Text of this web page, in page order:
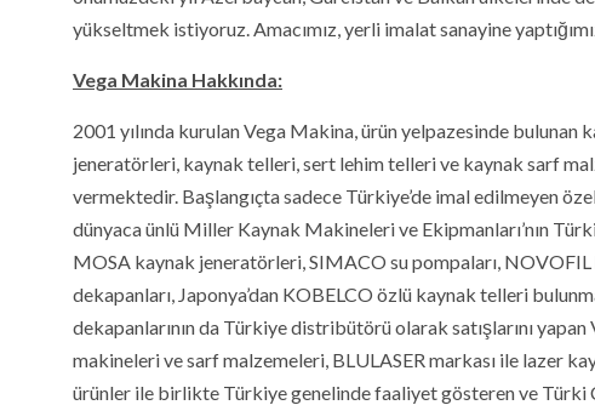
yükseltmek istiyoruz. Amacımız, yerli imalat sanayine
Vega Makina Hakkında:
2001 yılında kurulan Vega Makina, ürün yelpazesinde
jeneratörleri, kaynak telleri, sert lehim telleri ve kaynak sarf
vermektedir. Başlangıçta sadece Türkiye’de imal edilmeyen
dünyaca ünlü Miller Kaynak Makineleri ve Ekipmanları’nın
MOSA kaynak jeneratörleri, SIMACO su pompaları,
dekapanları, Japonya’dan KOBELCO özlü kaynak telleri
dekapanlarının da Türkiye distribütörü olarak satışlarını
makineleri ve sarf malzemeleri, BLULASER markası ile lazer
ürünler ile birlikte Türkiye genelinde faaliyet gösteren ve